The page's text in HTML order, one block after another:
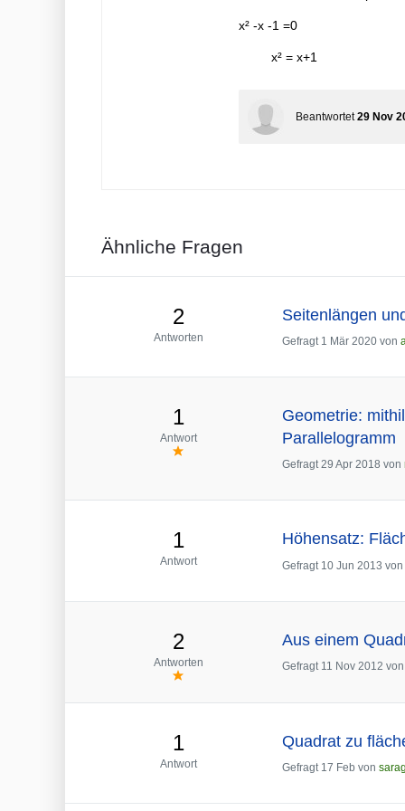
x² -x -1 =0
x² = x+1
Beantwortet 29 Nov
Ähnliche Fragen
2
Antworten
Seitenlängen
Gefragt 1 Mär 2020 von
1
Antwort
Geometrie:
Parallelogramm
Gefragt 29 Apr 2018 von
1
Antwort
Höhensatz:
Gefragt 10 Jun 2013 von
2
Antworten
Aus einem
Gefragt 11 Nov 2012 von
1
Antwort
Quadrat zu
Gefragt 17 Feb von